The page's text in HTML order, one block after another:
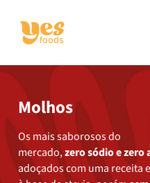
Os mais saborosos do
mercado,zero sódio e zero
adoçados com uma receita
Molhos